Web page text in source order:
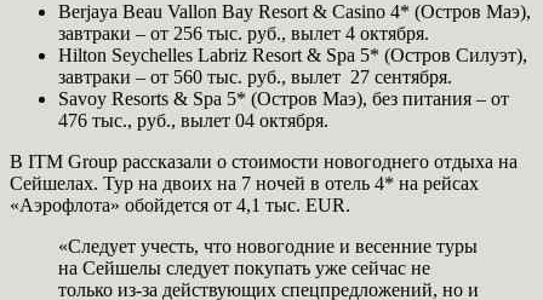
Berjaya Beau Vallon Bay Resort & Casino 4* (Остров Маэ),
завтраки – от 256 тыс. руб., вылет 4 октября.
Hilton Seychelles Labriz Resort & Spa 5* (Остров Силуэт),
завтраки – от 560 тыс. руб., вылет 27 сентября.
Savoy Resorts & Spa 5* (Остров Маэ), без питания – от
476 тыс., руб., вылет 04 октября.
В ITM Group рассказали о стоимости новогоднего отдыха на
Сейшелах. Тур на двоих на 7 ночей в отель 4* на рейсах
«Аэрофлота» обойдется от 4,1 тыс. EUR.
«Следует учесть, что новогодние и весенние туры
на Сейшелы следует покупать уже сейчас не
только из-за действующих спецпредложений, но и